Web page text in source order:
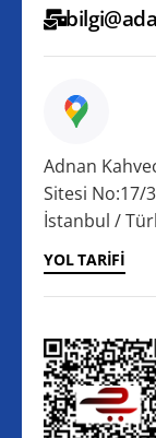
Adnan
Sitesi No:17/
İstanbul /
YOL TARIFI